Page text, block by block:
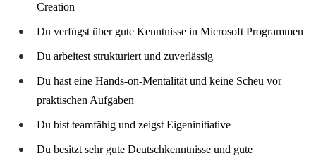
Creation
Du verfügst über gute Kenntnisse in Microsoft Programmen
Du arbeitest strukturiert und zuverlässig
Du hast eine Hands-on-Mentalität und keine Scheu vor
praktischen Aufgaben
Du bist teamfähig und zeigst Eigeninitiative
Du besitzt sehr gute Deutschkenntnisse und gute